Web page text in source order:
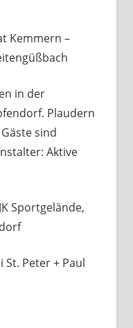
Kemmern –
in der
Plaudern
sind
Aktive
Sportgelände,
St. Peter + Paul